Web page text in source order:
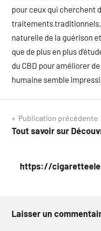
pour ceux qui cherchent
traitements
naturelle de la guérison
que de plus en plus
du CBD pour améliorer
humaine semble
Navigation
de
Publication précédente
Tout savoir sur
https://
Laisser un